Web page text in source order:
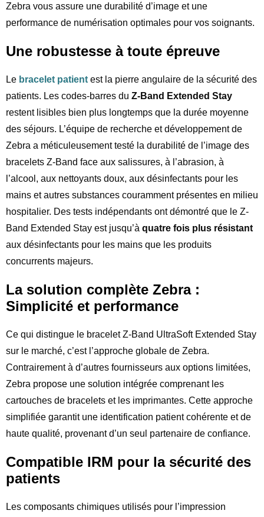
Zebra vous assure une durabilité d’image et une
performance de numérisation optimales pour vos soignants.
Une robustesse à toute épreuve
Le bracelet patient est la pierre angulaire de la sécurité des
patients. Les codes-barres du Z-Band Extended Stay
restent lisibles bien plus longtemps que la durée moyenne
des séjours. L’équipe de recherche et développement de
Zebra a méticuleusement testé la durabilité de l’image des
bracelets Z-Band face aux salissures, à l’abrasion, à
l’alcool, aux nettoyants doux, aux désinfectants pour les
mains et autres substances couramment présentes en milieu
hospitalier. Des tests indépendants ont démontré que le Z-
Band Extended Stay est jusqu’à quatre fois plus résistant
aux désinfectants pour les mains que les produits
concurrents majeurs.
La solution complète Zebra :
Simplicité et performance
Ce qui distingue le bracelet Z-Band UltraSoft Extended Stay
sur le marché, c’est l’approche globale de Zebra.
Contrairement à d’autres fournisseurs aux options limitées,
Zebra propose une solution intégrée comprenant les
cartouches de bracelets et les imprimantes. Cette approche
simplifiée garantit une identification patient cohérente et de
haute qualité, provenant d’un seul partenaire de confiance.
Compatible IRM pour la sécurité des
patients
Les composants chimiques utilisés pour l’impression